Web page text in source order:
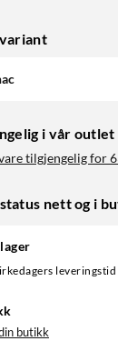
i vår outlet
tilgjengelig for
nett og i
leveringstid
butikk